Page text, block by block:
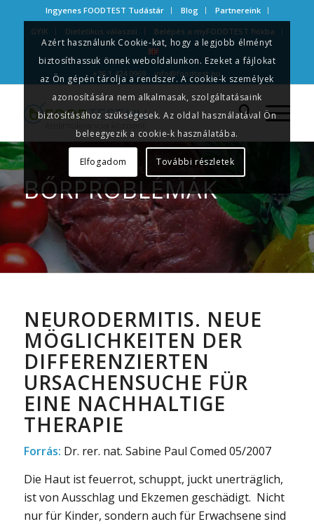
Ingyenes FOODTEST Tudástár Blog
Partnereink
GYIK
Dietetikus válaszol Belépés a myFOODTEST fiókba
+36 1 424 0969 info@foodtest.hu
BŐRPROBLÉMÁK
NEURODERMITIS. NEUE
MÖGLICHKEITEN DER
DIFFERENZIERTEN
URSACHENSUCHE FÜR
EINE NACHHALTIGE
THERAPIE
Forrás: Dr. rer. nat. Sabine Paul Comed 05/2007
Die Haut ist feuerrot, schuppt, juckt unerträglich,
ist von Ausschlag und Ekzemen geschädigt. Nicht
nur für Kinder, sondern auch für Erwachsene sind
Azért használunk Cookie-kat, hogy a legjobb élményt
biztosíthassuk önnek weboldalunkon. Ezeket a fájlokat
az Ön gépén tárolja a rendszer. A cookie-k személyek
azonosítására nem alkalmasak, szolgáltatásaink
biztosításához szükségesek. Az oldal használatával Ön
beleegyezik a cookie-k használatába.
Elfogadom További részletek